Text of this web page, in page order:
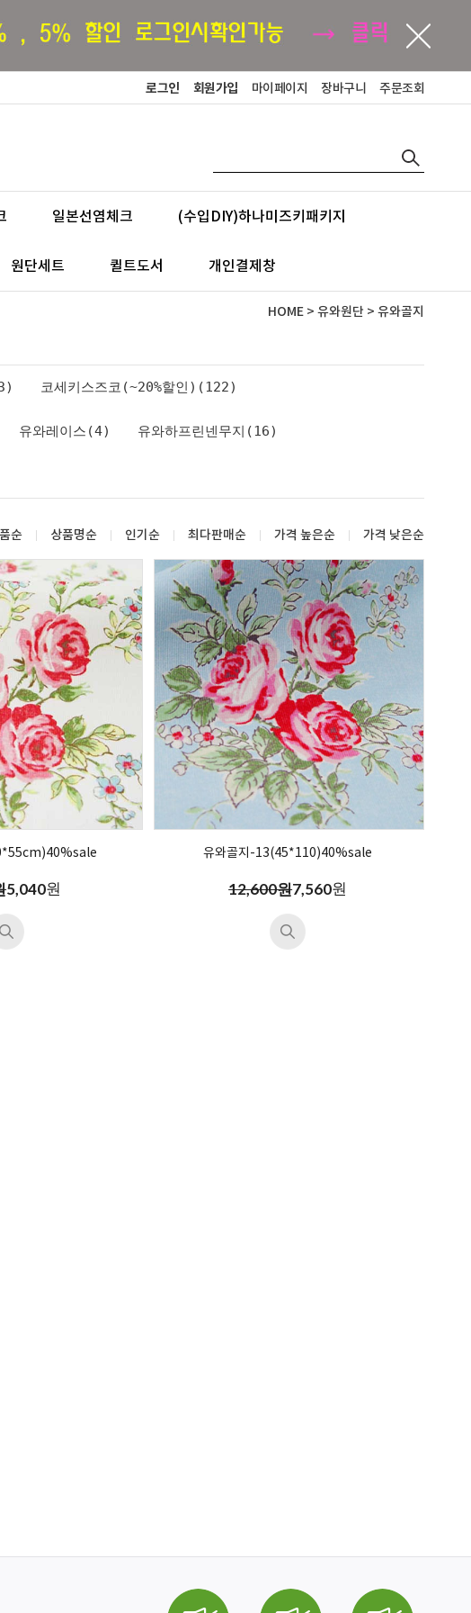
로그인 회원가입 마이페이지 장바구니 주문조회
일본선염체크 (수입DIY)하나미즈키패키지
원단세트 퀼트도서 개인결제창
HOME > 유와원단 > 유와골지
코세키스즈코(~20%할인)(122)
유와레이스(4) 유와하프린넨무지(16)
순 상품명순 인기순 최다판매순 가격 높은순 가격 낮은순
5,040원
유와골지-13(45*110)40%sale
12,600원7,560원